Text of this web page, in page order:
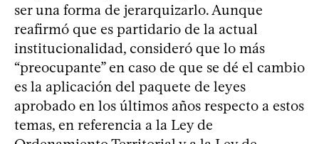
ser una forma de jerarquizarlo. Aunque
reafirmó que es partidario de la actual
institucionalidad, consideró que lo más
“preocupante” en caso de que se dé el cambio
es la aplicación del paquete de leyes
aprobado en los últimos años respecto a estos
temas, en referencia a la Ley de